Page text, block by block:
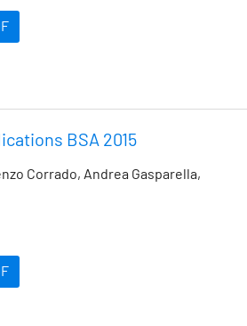
BSA 2015
Corrado, Andrea Gasparella,